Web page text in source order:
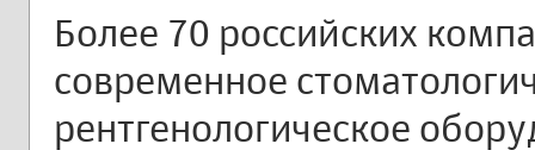
Более 70 российских
современное
рентгенологическое